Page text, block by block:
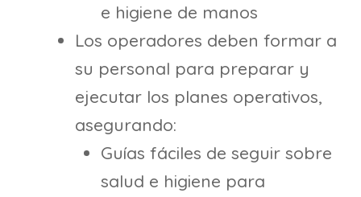
e higiene de manos
Los operadores deben formar a
su personal para preparar y
ejecutar los planes operativos,
asegurando:
Guías fáciles de seguir sobre
salud e higiene para